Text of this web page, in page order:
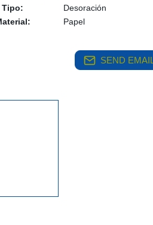
Tipo:
Desoración
Papel
SEND